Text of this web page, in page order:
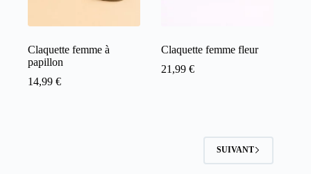
Claquette femme à
papillon
14,99 €
Claquette femme fleur
21,99€
SUIVANT